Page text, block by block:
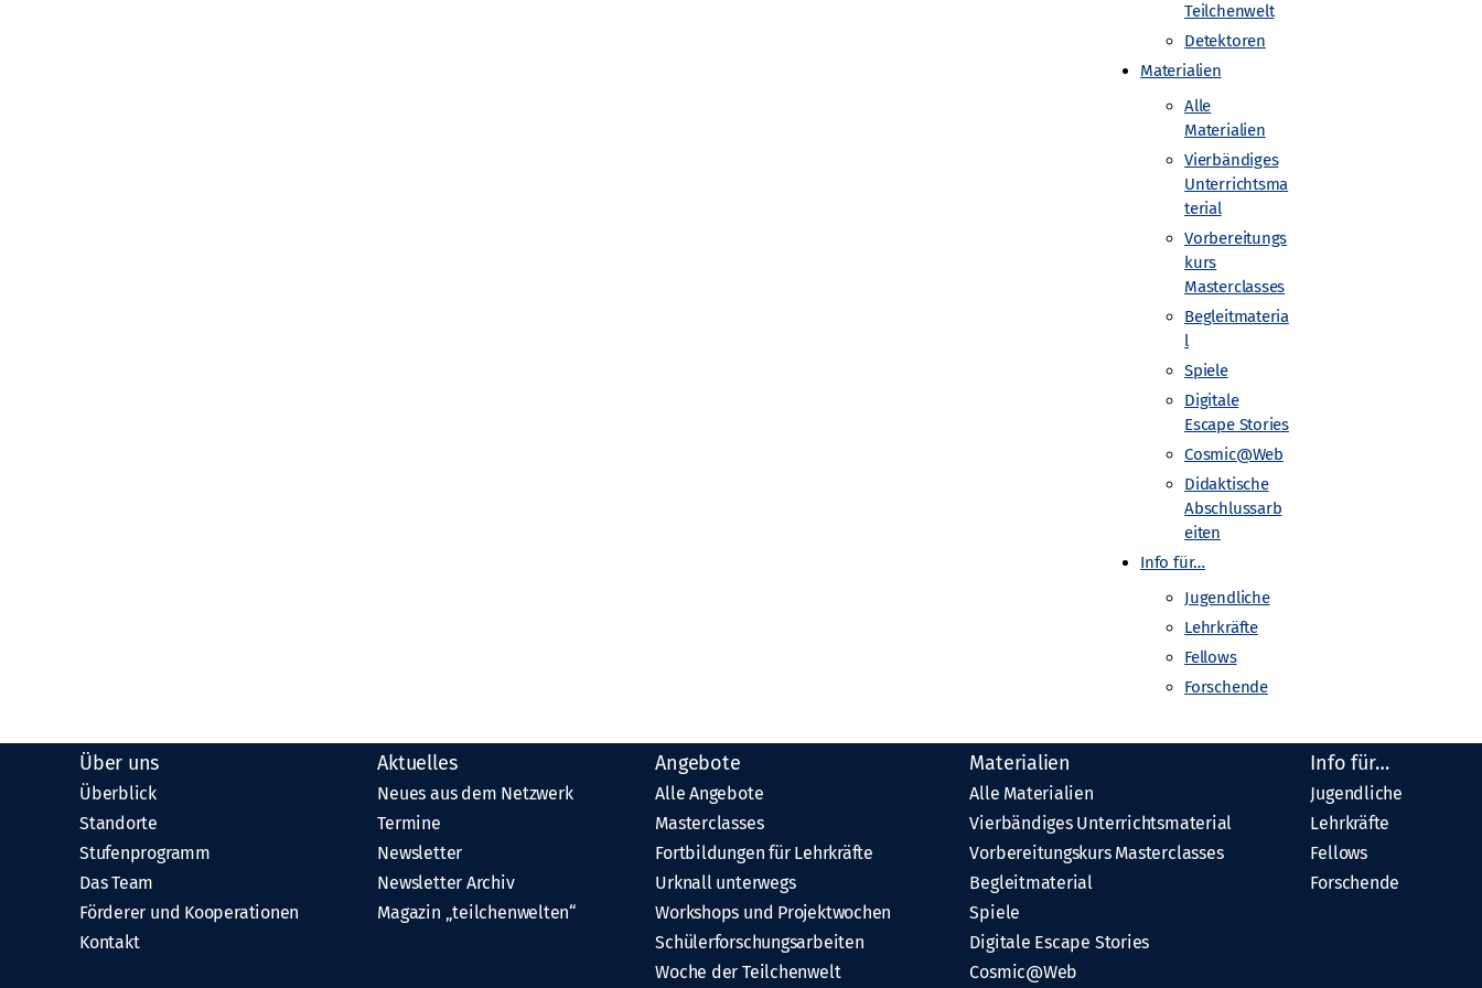
Teilchenwelt
Detektoren
Materialien
Alle
Materialien
Vierbändiges
Unterrichtsma
terial
Vorbereitungs
kurs
Masterclasses
Begleitmateria
l
Spiele
Digitale
Escape Stories
Cosmic@Web
Didaktische
Abschlussarb
eiten
Info für…
Jugendliche
Lehrkräfte
Fellows
Forschende
Gefördert von
Über uns
Überblick
Standorte
Stufenprogramm
Das Team
Förderer und Kooperationen
Kontakt
Aktuelles
Neues aus dem Netzwerk
Termine
Newsletter
Newsletter Archiv
Magazin „teilchenwelten“
Angebote
Alle Angebote
Masterclasses
Fortbildungen für Lehrkräfte
Urknall unterwegs
Workshops und Projektwochen
Schülerforschungsarbeiten
Woche der Teilchenwelt
Materialien
Alle Materialien
Vierbändiges Unterrichtsmaterial
Vorbereitungskurs Masterclasses
Begleitmaterial
Spiele
Digitale Escape Stories
Cosmic@Web
Info für…
Jugendliche
Lehrkräfte
Fellows
Forschende